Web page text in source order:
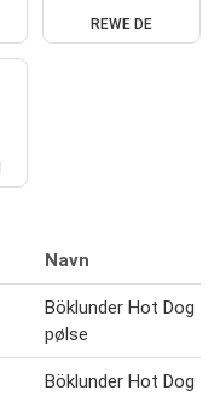
REWE DE
Navn
Böklunder Hot Dog
pølse
Böklunder Hot Dog